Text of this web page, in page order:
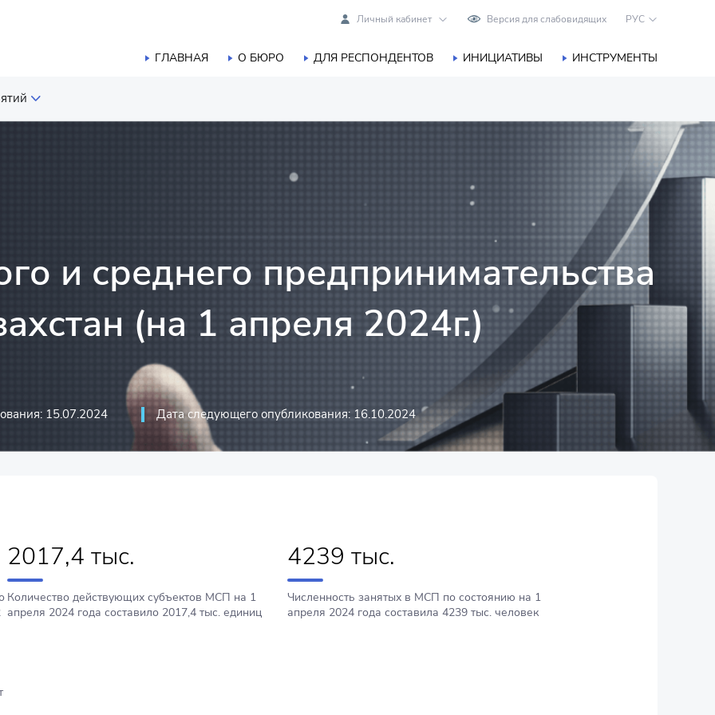
Личный кабинет Версия для слабовидящих РУС
ГЛАВНАЯ О БЮРО ДЛЯ РЕСПОНДЕНТОВ ИНИЦИАТИВЫ ИНСТРУМЕНТЫ
и среднего предпринимательства
(на 1 апреля 2024г.)
15.07.2024 Дата следующего опубликования: 16.10.2024
2017,4 тыс.
Количество действующих субъектов МСП на 1
апреля 2024 года составило 2017,4 тыс. единиц
4239 тыс.
Численность занятых в МСП по состоянию на 1
апреля 2024 года составила 4239 тыс. человек